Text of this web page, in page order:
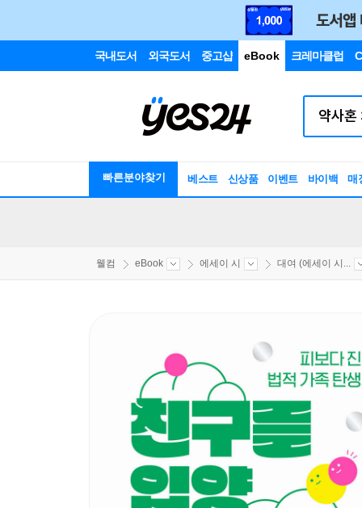
국내도서 외국도서 중고샵 eBook 크레마클럽
빠른분야찾기 베스트 신상품 이벤트 바이백 매
웰컴 eBook 에세이 시 대여 (에세이 시...